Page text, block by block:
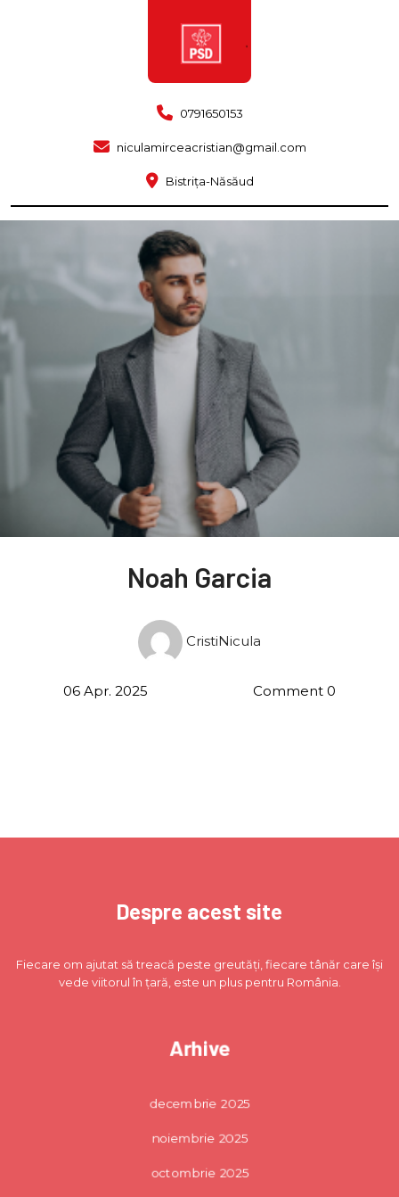
0791650153
niculamirceacristian@gmail.com
Bistrița-Năsăud
Noah Garcia
CristiNicula
06 Apr. 2025 Comment 0
Despre acest site
Fiecare om ajutat să treacă peste greutăți, fiecare tânăr care își
vede viitorul în țară, este un plus pentru România.
Arhive
decembrie 2025
noiembrie 2025
octombrie 2025